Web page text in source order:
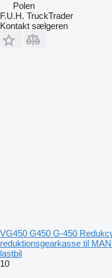
Polen
F.U.H. TruckTrader
Kontakt sælgeren
VG450 G450 G-450
reduktionsgearkasse til
lastbil
10